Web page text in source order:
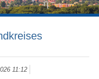
11:12